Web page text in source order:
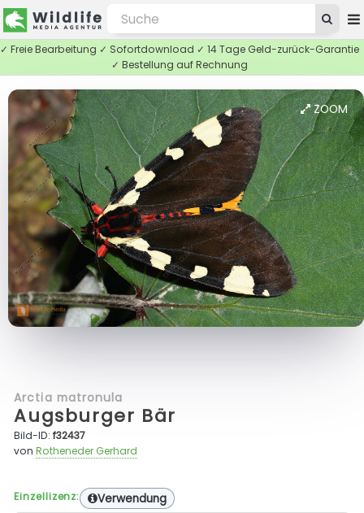
✓ Freie Bearbeitung ✓ Sofortdownload ✓ 14 Tage Geld-zurück-Garantie
✓ Bestellung auf Rechnung
ZOOM
Arctia matronula
Augsburger Bär
Bild-ID:f32437
vonRotheneder Gerhard
Einzellizenz: Verwendung